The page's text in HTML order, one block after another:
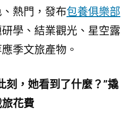
熱門，發布包養俱樂部
學、結業觀光、星空露
季文旅產物。
刻，她看到了什麼？”撬
花費